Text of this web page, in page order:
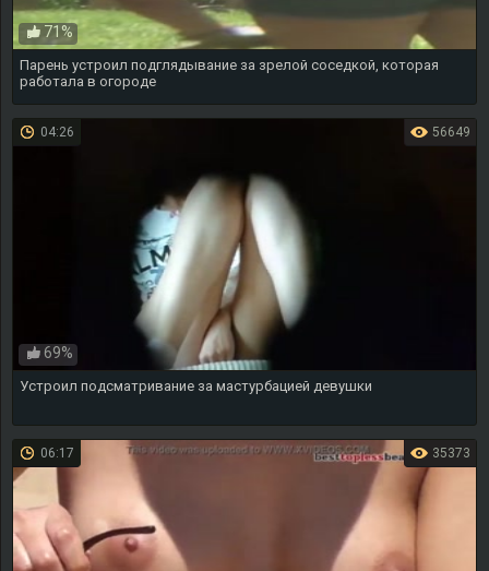
71%
Парень устроил подглядывание за зрелой соседкой, которая
работала в огороде
56649
04:26
69%
Устроил подсматривание за мастурбацией девушки
35373
06:17